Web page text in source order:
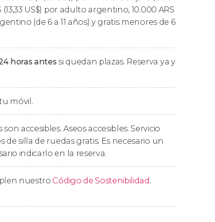
especies autóctonas como los
, nos desplazaremos hacia otro
De diciembre a mayo, observaremos una
podremos observar orcassi las
en la zona y regresaremos a Puerto
10 horas después de recogida.
corrientes marinas, la dirección de los
Península Valdéspodéis consultar cuál es
(13,33 US$) por adulto argentino, 10.000 ARS
(de 6 a 11 años) y gratis menores de 6
horas antes si quedan plazas. Reserva ya y
móvil.
accesibles. Aseos accesibles. Servicio
de silla de ruedas gratis. Es necesario un
indicarlo en la reserva.
nuestro Código de Sostenibilidad .